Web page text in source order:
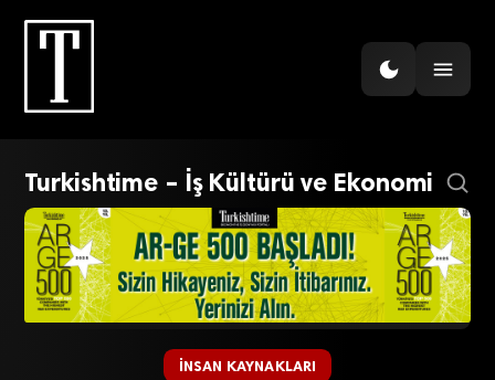
Turkishtime – İş Kültürü ve Ekonomi
İNSAN KAYNAKLARI